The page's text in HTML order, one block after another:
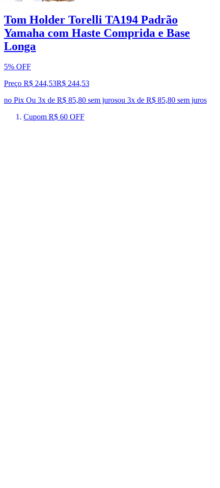
Tom Holder Torelli TA194 Padrão
Yamaha com Haste Comprida e Base
Longa
5% OFF
Preço R$ 244,53R$ 244,53
no Pix Ou 3x de R$ 85,80 sem jurosou 3x de R$ 85,80 sem juros
Cupom R$ 60 OFF